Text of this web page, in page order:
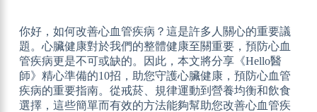
你好，如何改善心血管疾病？這是許多人關心的重要議
題。心臟健康對於我們的整體健康至關重要，預防心血
管疾病更是不可或缺的。因此，本文將分享《Hello醫
師》精心準備的10招，助您守護心臟健康，預防心血管
疾病的重要指南。從戒菸、規律運動到營養均衡和飲食
選擇，這些簡單而有效的方法能夠幫助您改善心血管疾